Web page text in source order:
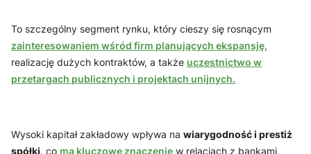
To szczególny segment rynku, który cieszy się rosnącym
zainteresowaniem wśród firm planujących ekspansję,
realizację dużych kontraktów, a także uczestnictwo w
przetargach publicznych i projektach unijnych.
Wysoki kapitał zakładowy wpływa na wiarygodność i prestiż
spółki, co ma kluczowe znaczenie w relacjach z bankami,